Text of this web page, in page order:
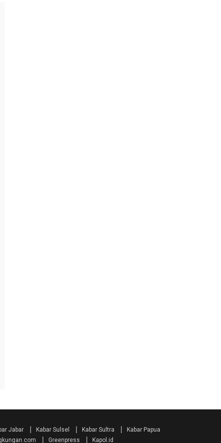
Jabar Kabar Sulsel Kabar Sultra
Kabar Papua
Greenpress Kapol.id